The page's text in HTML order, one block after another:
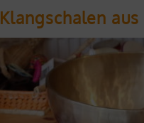
Klangschalen